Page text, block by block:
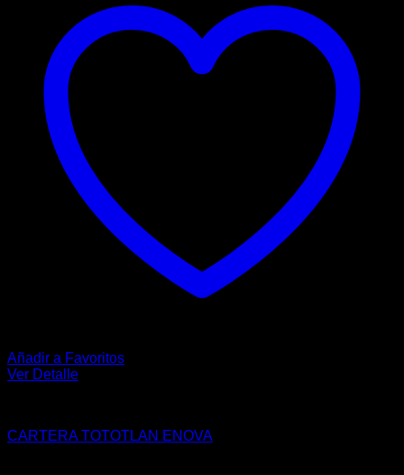
Añadir a Favoritos
Ver Detalle
CARTERA TOTOTLAN ENOVA